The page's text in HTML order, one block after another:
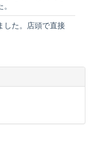
した。店頭で直接